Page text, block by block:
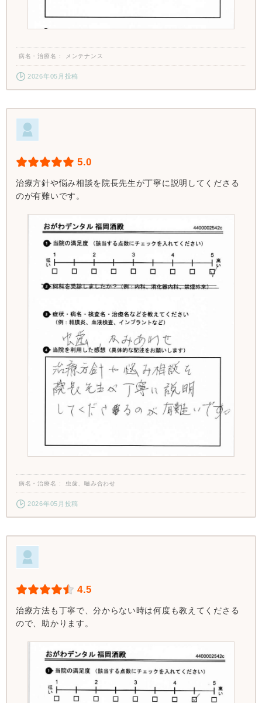
病名・治療名 メンテナンス
2026年05月投稿
5.0
治療方針や悩み相談を院長先生が丁寧に説明してくださる
のが有難いです。
病名・治療名 虫歯、嚙み合わせ
2026年05月投稿
4.5
治療方法も丁寧で、分からない時は何度も教えてくださる
ので、助かります。